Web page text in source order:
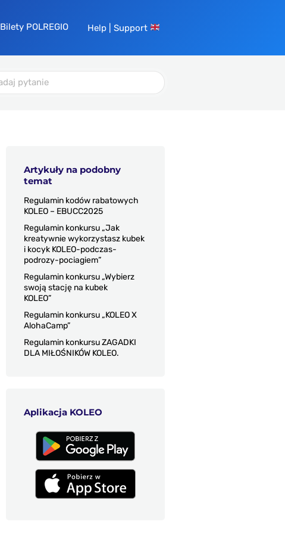
Bilety POLREGIO Help | Support
Artykuły na podobny
temat
Regulamin kodów rabatowych
KOLEO – EBUCC2025
Regulamin konkursu „Jak
kreatywnie wykorzystasz kubek
i kocyk KOLEO-podczas-
podrozy-pociagiem”
Regulamin konkursu „Wybierz
swoją stację na kubek
KOLEO”
Regulamin konkursu „KOLEO X
AlohaCamp”
Regulamin konkursu ZAGADKI
DLA MIŁOŚNIKÓW KOLEO.
Aplikacja KOLEO